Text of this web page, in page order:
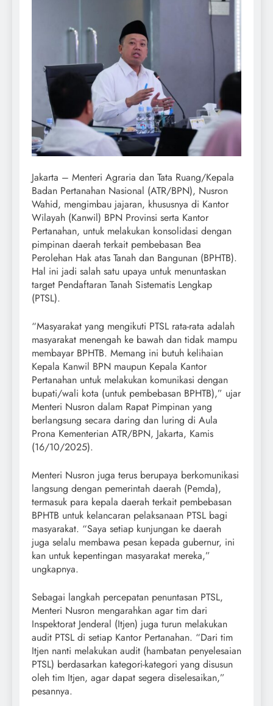
Jakarta – Menteri Agraria dan Tata Ruang/Kepala
Badan Pertanahan Nasional (ATR/BPN), Nusron
Wahid, mengimbau jajaran, khususnya di Kantor
Wilayah (Kanwil) BPN Provinsi serta Kantor
Pertanahan, untuk melakukan konsolidasi dengan
pimpinan daerah terkait pembebasan Bea
Perolehan Hak atas Tanah dan Bangunan (BPHTB).
Hal ini jadi salah satu upaya untuk menuntaskan
target Pendaftaran Tanah Sistematis Lengkap
(PTSL).
“Masyarakat yang mengikuti PTSL rata-rata adalah
masyarakat menengah ke bawah dan tidak mampu
membayar BPHTB. Memang ini butuh kelihaian
Kepala Kanwil BPN maupun Kepala Kantor
Pertanahan untuk melakukan komunikasi dengan
bupati/wali kota (untuk pembebasan BPHTB),” ujar
Menteri Nusron dalam Rapat Pimpinan yang
berlangsung secara daring dan luring di Aula
Prona Kementerian ATR/BPN, Jakarta, Kamis
(16/10/2025).
Menteri Nusron juga terus berupaya berkomunikasi
langsung dengan pemerintah daerah (Pemda),
termasuk para kepala daerah terkait pembebasan
BPHTB untuk kelancaran pelaksanaan PTSL bagi
masyarakat. “Saya setiap kunjungan ke daerah
juga selalu membawa pesan kepada gubernur, ini
kan untuk kepentingan masyarakat mereka,”
ungkapnya.
Sebagai langkah percepatan penuntasan PTSL,
Menteri Nusron mengarahkan agar tim dari
Inspektorat Jenderal (Itjen) juga turun melakukan
audit PTSL di setiap Kantor Pertanahan. “Dari tim
Itjen nanti melakukan audit (hambatan penyelesaian
PTSL) berdasarkan kategori-kategori yang disusun
oleh tim Itjen, agar dapat segera diselesaikan,”
pesannya.